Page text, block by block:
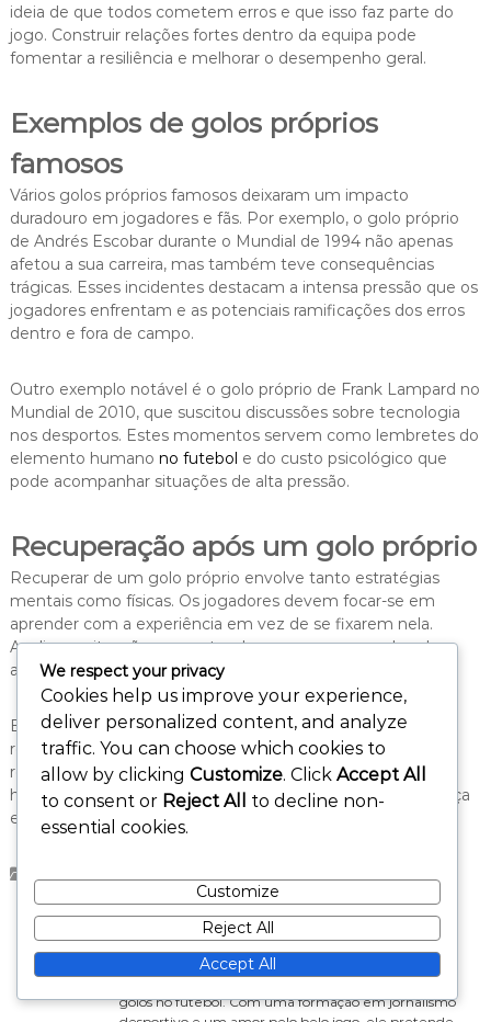
ideia de que todos cometem erros e que isso faz parte do
jogo. Construir relações fortes dentro da equipa pode
fomentar a resiliência e melhorar o desempenho geral.
Exemplos de golos próprios
famosos
Vários golos próprios famosos deixaram um impacto
duradouro em jogadores e fãs. Por exemplo, o golo próprio
de Andrés Escobar durante o Mundial de 1994 não apenas
afetou a sua carreira, mas também teve consequências
trágicas. Esses incidentes destacam a intensa pressão que os
jogadores enfrentam e as potenciais ramificações dos erros
dentro e fora de campo.
Outro exemplo notável é o golo próprio de Frank Lampard no
Mundial de 2010, que suscitou discussões sobre tecnologia
nos desportos. Estes momentos servem como lembretes do
elemento humano no futebol e do custo psicológico que
pode acompanhar situações de alta pressão.
Recuperação após um golo próprio
Recuperar de um golo próprio envolve tanto estratégias
mentais como físicas. Os jogadores devem focar-se em
aprender com a experiência em vez de se fixarem nela.
Analisar a situação para entender o que correu mal pode
ajudar a prevenir erros semelhantes no futuro.
Envolver-se em autoafirmações positivas e definir metas
realistas para a melhoria também pode ajudar na
recuperação. Os jogadores devem lembrar-se das suas
habilidades e sucessos passados, reforçando a sua confiança
e capacidade de contribuir para a equipa no futuro.
Jasper Quinn
Jasper Quinn é um analista e escritor de futebol
apaixonado, dedicado a explorar os diversos tipos de
golos no futebol. Com uma formação em jornalismo
We respect your privacy
Cookies help us improve your experience,
deliver personalized content, and analyze
traffic. You can choose which cookies to
allow by clicking Customize. Click Accept All
to consent or Reject All
to decline non-
essential cookies.
Customize
Reject All
Accept All